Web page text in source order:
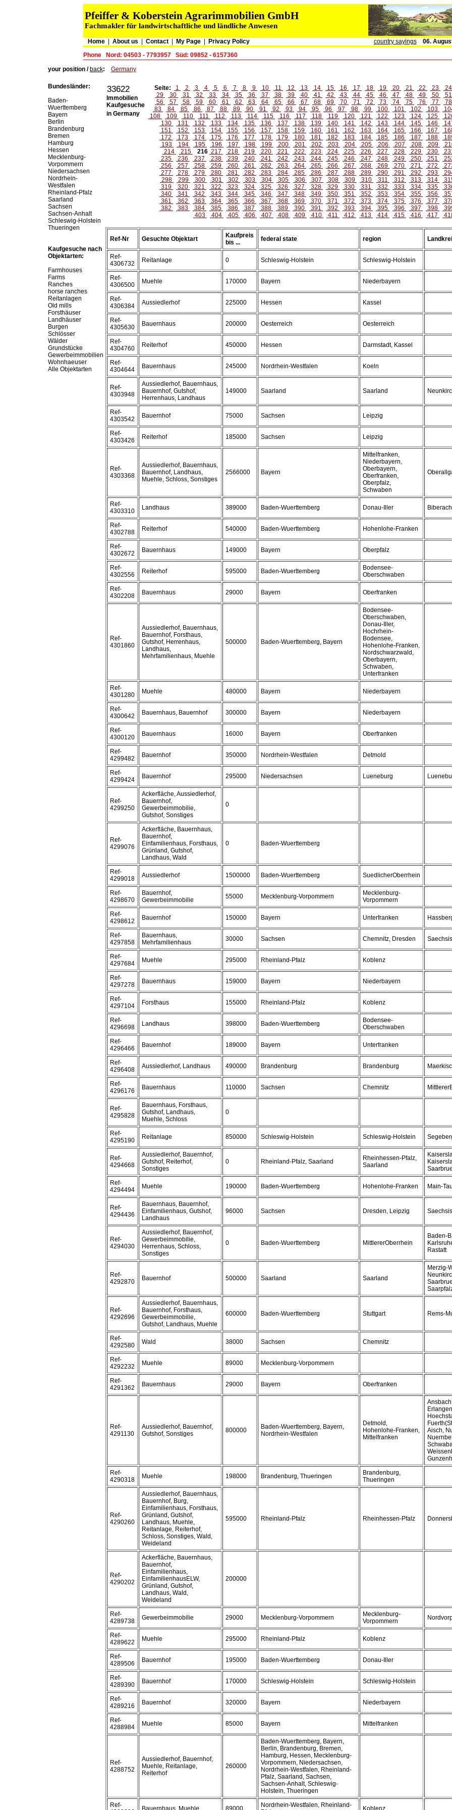
Pfeiffer & Koberstein Agrarimmobilien GmbH
Fachmakler für landwirtschaftliche und ländliche Anwesen
Home| About us Contact| My Page Privacy Policy country sayings
06.
Phone
Nord: 04503 - 7793957
Süd: 09852 - 6157360
your position / back: Germany
Bundesländer:
Baden-
Wuerttemberg
Bayern
Berlin
Brandenburg
Bremen
Hamburg
Hessen
Mecklenburg-
Vorpommern
Niedersachsen
Nordrhein-
Westfalen
Rheinland-Pfalz
Saarland
Sachsen
Sachsen-Anhalt
Schleswig-Holstein
Thueringen
Kaufgesuche nach
Objektarten:
Farmhouses
Farms
Ranches
horse ranches
Reitanlagen
Old mills
Forsthäuser
Landhäuser
Burgen
Schlösser
Wälder
Grundstücke
Gewerbeimmobilien
Wohnhaeuser
Alle Objektarten
33622
Immobilien
Kaufgesuche
in Germany
Seite: 1 2 3 4 5 6 7 8 9 10 11 12 13 14 15 16 17 18 19 20 21 22 23
29
30 31 32 33 34 35 36 37 38 39 40 41 42 43 44 45 46 47 48 49 50
56
57 58 59 60 61 62 63 64 65 66 67 68 69 70 71 72 73 74 75 76 77
83
84 85 86 87 88 89 90 91 92 93 94 95 96 97 98 99 100 101 102 103
108
109 110 111 112 113 114 115 116 117 118 119 120 121 122 123 124 125
130
131 132 133 134 135 136 137 138 139 140 141 142 143 144 145 146
151
152 153 154 155 156 157 158 159 160 161 162 163 164 165 166 167
172
173 174 175 176 177 178 179 180 181 182 183 184 185 186 187 188
193
194 195 196 197 198 199 200 201 202 203 204 205 206 207 208 209
214
215 216 217 218 219 220 221 222 223 224 225 226 227 228 229 230
235
236 237 238 239 240 241 242 243 244 245 246 247 248 249 250 251
256
257 258 259 260 261 262 263 264 265 266 267 268 269 270 271 272
277
278 279 280 281 282 283 284 285 286 287 288 289 290 291 292 293
298
299 300 301 302 303 304 305 306 307 308 309 310 311 312 313 314
319
320 321 322 323 324 325 326 327 328 329 330 331 332 333 334 335
340
341 342 343 344 345 346 347 348 349 350 351 352 353 354 355 356
361
362 363 364 365 366 367 368 369 370 371 372 373 374 375 376 377
382
383 384 385 386 387 388 389 390 391 392 393 394 395 396 397 398
403
404 405 406 407 408 409 410 411 412 413 414 415 416 417
Ref-Nr Gesuchte Objektart
Kaufpreis
bis ...
federal state region
Ref-
4306732
Reitanlage 0 Schleswig-Holstein Schleswig-Holstein
Ref-
4306500
Muehle 170000 Bayern Niederbayern
Ref-
4306384
Aussiedlerhof 225000 Hessen Kassel
Ref-
4305630
Bauernhaus 200000 Oesterreich Oesterreich
Ref-
4304760
Reiterhof 450000 Hessen Darmstadt, Kassel
Ref-
4304644
Bauernhaus 245000 Nordrhein-Westfalen Koeln
Ref-
4303948
Aussiedlerhof, Bauernhaus,
Bauernhof, Gutshof,
Herrenhaus, Landhaus
149000 Saarland Saarland
Ref-
4303542
Bauernhof 75000 Sachsen Leipzig
Ref-
4303426
Reiterhof 185000 Sachsen Leipzig
Ref-
4303368
Aussiedlerhof, Bauernhaus,
Bauernhof, Landhaus,
Muehle, Schloss, Sonstiges
2566000 Bayern
Mittelfranken,
Niederbayern,
Oberbayern,
Oberfranken,
Oberpfalz,
Schwaben
Ref-
4303310
Landhaus 389000 Baden-Wuerttemberg Donau-Iller Biberach
Ref-
4302788
Reiterhof 540000 Baden-Wuerttemberg Hohenlohe-Franken
Ref-
4302672
Bauernhaus 149000 Bayern Oberpfalz
Ref-
4302556
Reiterhof 595000 Baden-Wuerttemberg
Bodensee-
Oberschwaben
Ref-
4302208
Bauernhaus 29000 Bayern Oberfranken
Ref-
4301860
Aussiedlerhof, Bauernhaus,
Bauernhof, Forsthaus,
Gutshof, Herrenhaus,
Landhaus,
Mehrfamilienhaus, Muehle
500000 Baden-Wuerttemberg, Bayern
Bodensee-
Oberschwaben,
Donau-Iller,
Hochrhein-
Bodensee,
Hohenlohe-Franken,
Nordschwarzwald,
Oberbayern,
Schwaben,
Unterfranken
Ref-
4301280
Muehle 480000 Bayern Niederbayern
Ref-
4300642
Bauernhaus, Bauernhof 300000 Bayern Niederbayern
Ref-
4300120
Bauernhaus 16000 Bayern Oberfranken
Ref-
4299482
Bauernhof 350000 Nordrhein-Westfalen Detmold
Ref-
4299424
Bauernhof 295000 Niedersachsen Lueneburg
Ref-
4299250
Ackerfläche, Aussiedlerhof,
Bauernhof,
Gewerbeimmobilie,
Gutshof, Sonstiges
0
Ref-
4299076
Ackerfläche, Bauernhaus,
Bauernhof,
Einfamilienhaus, Forsthaus,
Grünland, Gutshof,
Landhaus, Wald
0 Baden-Wuerttemberg
Ref-
4299018
Aussiedlerhof 1500000 Baden-Wuerttemberg SuedlicherOberrhein
Ref-
4298670
Bauernhof,
Gewerbeimmobilie
55000 Mecklenburg-Vorpommern
Mecklenburg-
Vorpommern
Ref-
4298612
Bauernhof 150000 Bayern Unterfranken
Ref-
4297858
Bauernhaus,
Mehrfamilienhaus
30000 Sachsen Chemnitz, Dresden
Ref-
4297684
Muehle 295000 Rheinland-Pfalz Koblenz
Ref-
4297278
Bauernhaus 159000 Bayern Niederbayern
Ref-
4297104
Forsthaus 155000 Rheinland-Pfalz Koblenz
Ref-
4296698
Landhaus 398000 Baden-Wuerttemberg
Bodensee-
Oberschwaben
Ref-
4296466
Bauernhof 189000 Bayern Unterfranken
Ref-
4296408
Aussiedlerhof, Landhaus 490000 Brandenburg Brandenburg
Ref-
4296176
Bauernhaus 110000 Sachsen Chemnitz
Ref-
4295828
Bauernhaus, Forsthaus,
Gutshof, Landhaus,
Muehle, Schloss
0
Ref-
4295190
Reitanlage 850000 Schleswig-Holstein Schleswig-Holstein
Ref-
4294668
Aussiedlerhof, Bauernhof,
Gutshof, Reiterhof,
Sonstiges
0 Rheinland-Pfalz, Saarland
Rheinhessen-Pfalz,
Saarland
Ref-
4294494
Muehle 190000 Baden-Wuerttemberg Hohenlohe-Franken Main-
Ref-
4294436
Bauernhaus, Bauernhof,
Einfamilienhaus, Gutshof,
Landhaus
96000 Sachsen Dresden, Leipzig
Ref-
4294030
Aussiedlerhof, Bauernhof,
Gewerbeimmobilie,
Herrenhaus, Schloss,
Sonstiges
0 Baden-Wuerttemberg MittlererOberrhein
Baden-
Rastatt
Ref-
4292870
Bauernhof 500000 Saarland Saarland
Merzig-
Ref-
4292696
Aussiedlerhof, Bauernhaus,
Bauernhof, Forsthaus,
Gewerbeimmobilie,
Gutshof, Landhaus, Muehle
600000 Baden-Wuerttemberg Stuttgart Rems-
Ref-
4292580
Wald 38000 Sachsen Chemnitz
Ref-
4292232
Muehle 89000 Mecklenburg-Vorpommern
Ref-
4291362
Bauernhaus 29000 Bayern Oberfranken
Ref-
4291130
Aussiedlerhof, Bauernhof,
Gutshof, Sonstiges
800000
Baden-Wuerttemberg, Bayern,
Nordrhein-Westfalen
Detmold,
Hohenlohe-Franken,
Mittelfranken
Aisch,
Ref-
4290318
Muehle 198000 Brandenburg, Thueringen
Brandenburg,
Thueringen
Ref-
4290260
Aussiedlerhof, Bauernhaus,
Bauernhof, Burg,
Einfamilienhaus, Forsthaus,
Grünland, Gutshof,
Landhaus, Muehle,
Reitanlage, Reiterhof,
Schloss, Sonstiges, Wald,
Weideland
595000 Rheinland-Pfalz Rheinhessen-Pfalz
Ref-
4290202
Ackerfläche, Bauernhaus,
Bauernhof,
Einfamilienhaus,
EinfamilienhausELW,
Grünland, Gutshof,
Landhaus, Wald,
Weideland
200000
Ref-
4289738
Gewerbeimmobilie 29000 Mecklenburg-Vorpommern
Mecklenburg-
Vorpommern
Ref-
4289622
Muehle 295000 Rheinland-Pfalz Koblenz
Ref-
4289506
Bauernhof 195000 Baden-Wuerttemberg Donau-Iller
Ref-
4289390
Bauernhof 170000 Schleswig-Holstein Schleswig-Holstein
Ref-
4289216
Bauernhof 320000 Bayern Niederbayern
Ref-
4288984
Muehle 85000 Bayern Mittelfranken
Ref-
4288752
Aussiedlerhof, Bauernhof,
Muehle, Reitanlage,
Reiterhof
260000
Baden-Wuerttemberg, Bayern,
Berlin, Brandenburg, Bremen,
Hamburg, Hessen, Mecklenburg-
Vorpommern, Niedersachsen,
Nordrhein-Westfalen, Rheinland-
Pfalz, Saarland, Sachsen,
Sachsen-Anhalt, Schleswig-
Holstein, Thueringen
Ref-
Bauernhaus, Muehle 89000
Nordrhein-Westfalen, Rheinland-
Koblenz